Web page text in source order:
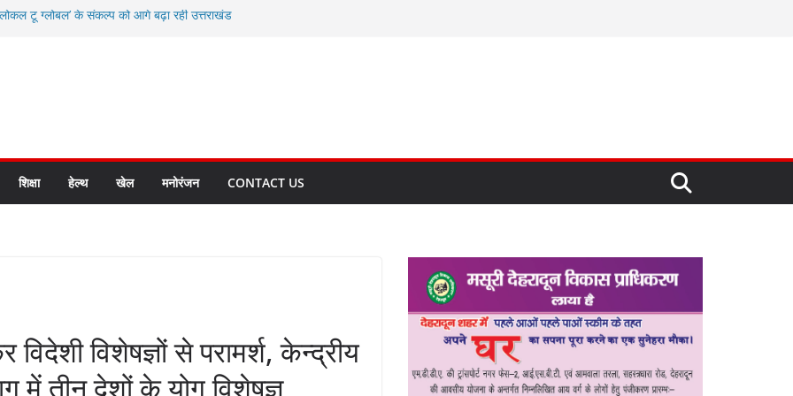
टू ग्लोबल’ के संकल्प को आगे बढ़ा रही उत्तराखंड
भारी वर्षा की संभावना, अलर्ट!
श्रमिक हित और आधारभूत विकास को नई गति : धामी
शिक्षा हेल्थ खेल मनोरंजन CONTACT US
विशेषज्ञों से परामर्श, केन्द्रीय
में तीन देशों के योग विशेषज्ञ